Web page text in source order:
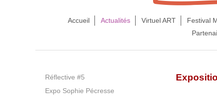
Accueil Actualités Virtuel ART
Festival
Réflective #5
Expo Sophie Pécresse